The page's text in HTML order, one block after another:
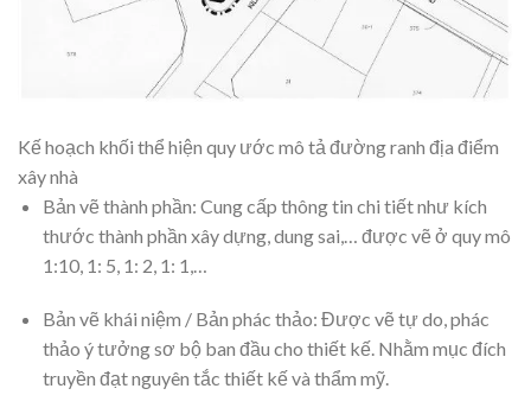
Kế hoạch khối thể hiện quy ước mô tả đường ranh địa điểm
xây nhà
Bản vẽ thành phần: Cung cấp thông tin chi tiết như kích
thước thành phần xây dựng, dung sai,… được vẽ ở quy mô
1:10, 1: 5, 1: 2, 1: 1,…
Bản vẽ khái niệm / Bản phác thảo: Được vẽ tự do, phác
thảo ý tưởng sơ bộ ban đầu cho thiết kế. Nhằm mục đích
truyền đạt nguyên tắc thiết kế và thẩm mỹ.